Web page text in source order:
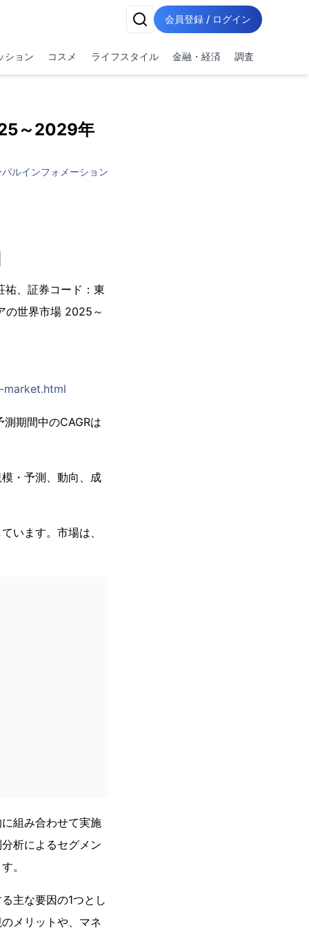
会員登録 / ログイン
ション コスメ ライフスタイル 金融・経済 調査
～2029年
ルインフォメーション
祐、証券コード：東
の世界市場 2025～
期間中のCAGRは
・予測、動向、成
います。市場は、
組み合わせて実施
析によるセグメン
。
主な要因の1つとし
メリットや、マネ